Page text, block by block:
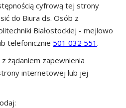
cyfrową tej strony
do Biura ds. Osób z
Białostockiej - mejlowo
telefonicznie 501 032 551 .
żądaniem zapewnienia
internetowej lub jej